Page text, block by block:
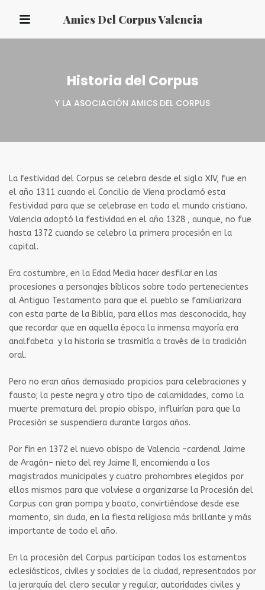
Amics Del Corpus Valencia
Historia del Corpus
Y LA ASOCIACIÓN AMICS DEL CORPUS
La festividad del Corpus se celebra desde el siglo XIV, fue en
el año 1311 cuando el Concilio de Viena proclamó esta
festividad para que se celebrase en todo el mundo cristiano.
Valencia adoptó la festividad en el año 1328 , aunque, no fue
hasta 1372 cuando se celebro la primera procesión en la
capital.
Era costumbre, en la Edad Media hacer desfilar en las
procesiones a personajes bíblicos sobre todo pertenecientes
al Antiguo Testamento para que el pueblo se familiarizara
con esta parte de la Biblia, para ellos mas desconocida, hay
que recordar que en aquella época la inmensa mayoría era
analfabeta y la historia se trasmitía a través de la tradición
oral.
Pero no eran años demasiado propicios para celebraciones y
fausto; la peste negra y otro tipo de calamidades, como la
muerte prematura del propio obispo, influirían para que la
Procesión se suspendiera durante largos años.
Por fin en 1372 el nuevo obispo de Valencia –cardenal Jaime
de Aragón– nieto del rey Jaime II, encomienda a los
magistrados municipales y cuatro prohombres elegidos por
ellos mismos para que volviese a organizarse la Procesión del
Corpus con gran pompa y boato, convirtiéndose desde ese
momento, sin duda, en la fiesta religiosa más brillante y más
importante de todo el año.
En la procesión del Corpus participan todos los estamentos
eclesiásticos, civiles y sociales de la ciudad, representados por
la jerarquía del clero secular y regular, autoridades civiles y